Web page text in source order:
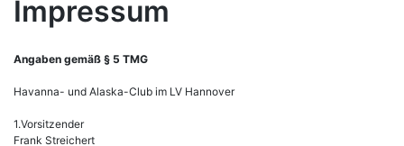
Impressum
Angaben gemäß § 5 TMG
Havanna- und Alaska-Club im LV Hannover
1.Vorsitzender
Frank Streichert